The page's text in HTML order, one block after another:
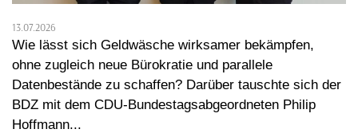
13.07.2026
Wie lässt sich Geldwäsche wirksamer bekämpfen,
ohne zugleich neue Bürokratie und parallele
Datenbestände zu schaffen? Darüber tauschte sich der
BDZ mit dem CDU-Bundestagsabgeordneten Philip
Hoffmann...